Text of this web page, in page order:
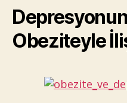
Obeziteyle